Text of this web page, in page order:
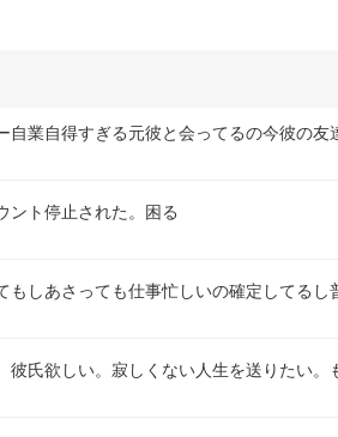
自業自得すぎる元彼と会ってるの今彼の友
ント停止された。困る
もしあさっても仕事忙しいの確定してるし
彼氏欲しい。寂しくない人生を送りたい。